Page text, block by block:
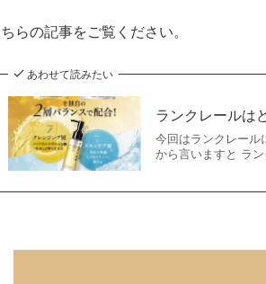
らの記事をご覧ください。
あわせて読みたい
ランクレールは
今回はランクレール
から言いますと ラ